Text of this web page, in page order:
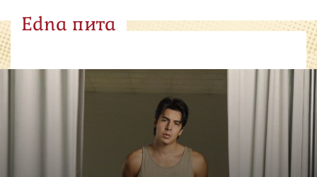
Edna пита